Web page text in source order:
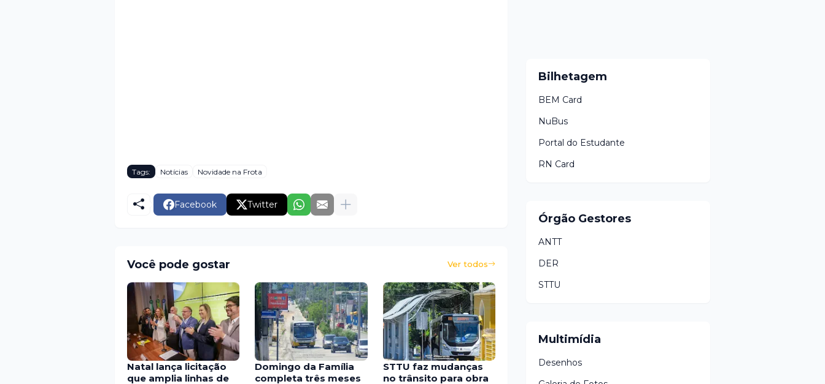
Tags: Notícias Novidade na Frota
Facebook Twitter
Você pode gostar Ver todos
Natal lança licitação
que amplia linhas de
Domingo da Família
completa três meses
STTU faz mudanças
no trânsito para obra
Bilhetagem
BEM Card
NuBus
Portal do Estudante
RN Card
Órgão Gestores
ANTT
DER
STTU
Multimídia
Desenhos